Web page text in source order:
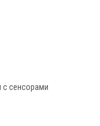
сенсорами